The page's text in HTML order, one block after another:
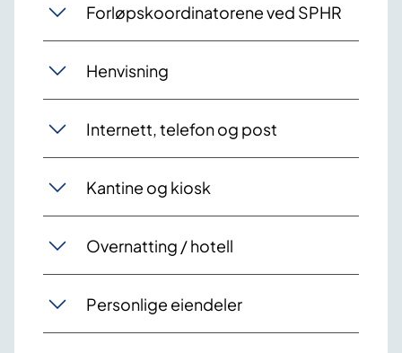
Forløpskoordinatorene ved SPHR
Henvisning
Internett, telefon og post
Kantine og kiosk
Overnatting / hotell
Personlige eiendeler